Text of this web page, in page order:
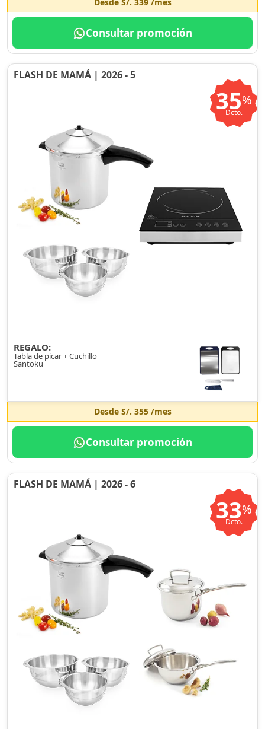
Consultar promoción
FLASH DE MAMÁ | 2026 - 5
35%
Dcto.
REGALO:
Tabla de picar + Cuchillo
Santoku
Desde S/. 355/mes
Consultar promoción
FLASH DE MAMÁ | 2026 - 6
33%
Dcto.